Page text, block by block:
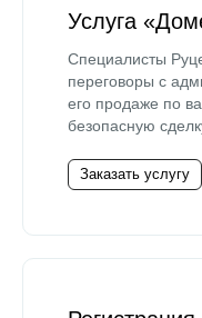
Услуга
Специалисты
переговоры с
его продаже по
безопасную
Заказать услугу